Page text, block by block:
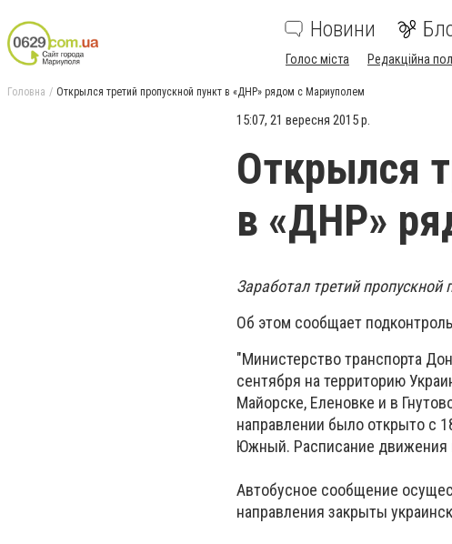
Новини
Голос міста Редакційна
Головна Открылся третий пропускной пункт в «ДНР» рядом с Мариуполем
15:07, 21 вересня 2015 р.
Открылся
в «ДНР»
Заработал третий
Об этом сообщает
"Министерство транспорта
сентября на территорию
Майорске, Еленовке и в
направлении было открыто с
Южный. Расписание движения
Автобусное сообщение
направления закрыты